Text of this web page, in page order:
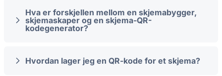
Hva er forskjellen mellom en skjemabygger,
skjemaskaper og en skjema-QR-
kodegenerator?
Hvordan lager jeg en QR-kode for et skjema?